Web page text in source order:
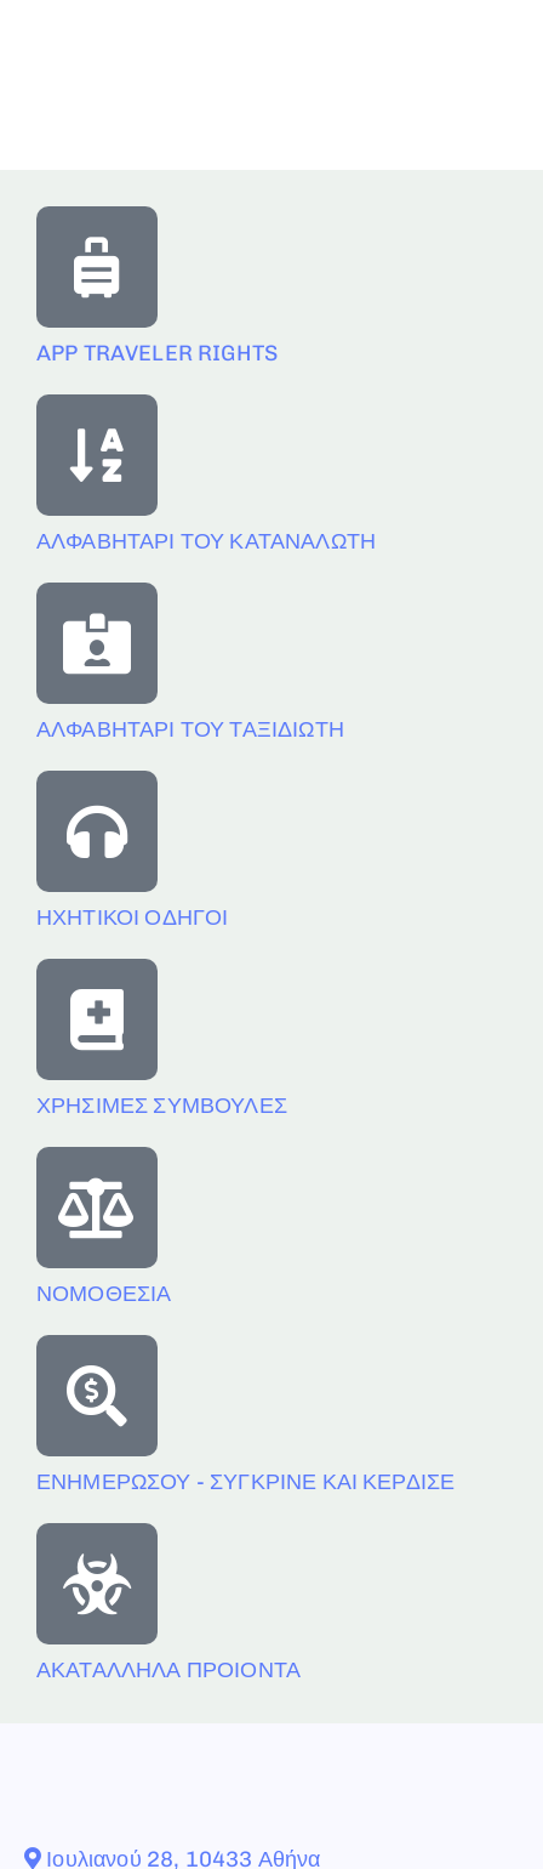
APP TRAVELER RIGHTS
ΑΛΦΑΒΗΤΑΡΙ ΤΟΥ ΚΑΤΑΝΑΛΩΤΗ
ΑΛΦΑΒΗΤΑΡΙ ΤΟΥ ΤΑΞΙΔΙΩΤΗ
ΗΧΗΤΙΚΟΙ ΟΔΗΓΟΙ
ΧΡΗΣΙΜΕΣ ΣΥΜΒΟΥΛΕΣ
ΝΟΜΟΘΕΣΙΑ
ΕΝΗΜΕΡΩΣΟΥ - ΣΥΓΚΡΙΝΕ ΚΑΙ ΚΕΡΔΙΣΕ
ΑΚΑΤΑΛΛΗΛΑ ΠΡΟΙΟΝΤΑ
Ιουλιανού 28, 10433 Αθήνα